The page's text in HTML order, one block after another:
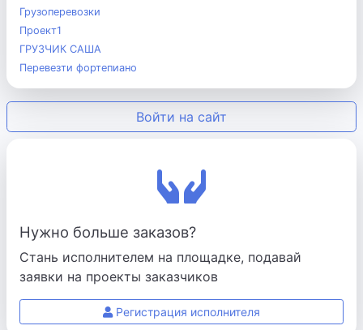
Грузоперевозки
Проект1
ГРУЗЧИК САША
Перевезти фортепиано
Войти на сайт
Нужно больше заказов?
Стань исполнителем на площадке, подавай
заявки на проекты заказчиков
Регистрация исполнителя